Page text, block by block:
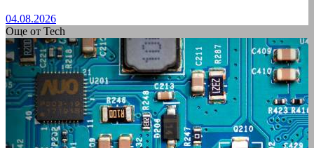
04.08.2026
Още от Tech